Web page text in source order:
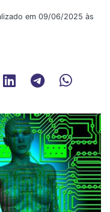
em 09/06/2025 às